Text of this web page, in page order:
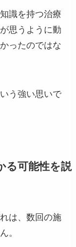
識を持つ治療
思うように動
ったのではな
う強い思いで
る可能性を説
は、数回の施
。